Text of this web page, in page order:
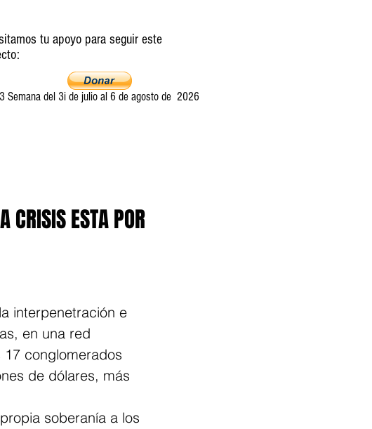
tu apoyo para seguir este
Semana del 3i de julio al 6 de agosto de 2026
CRISIS ESTA POR
interpenetración e
en una red
conglomerados
de dólares, más
soberanía a los